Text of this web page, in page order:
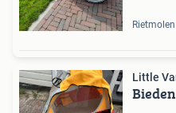
Rietmolen
Little
Bieden